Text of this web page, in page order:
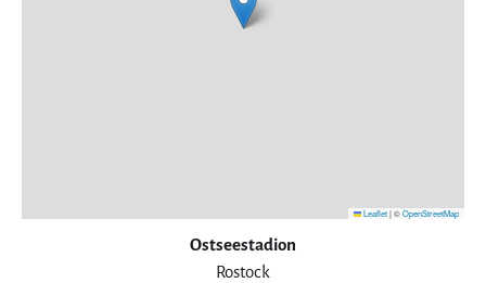
Leaflet|©OpenStreetMap
Ostseestadion
Rostock